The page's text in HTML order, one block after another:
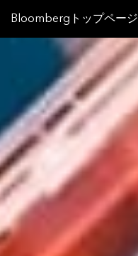
Bloombergトップページ